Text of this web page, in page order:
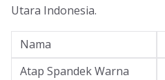
Utara Indonesia.
Nama
Atap Spandek Warna